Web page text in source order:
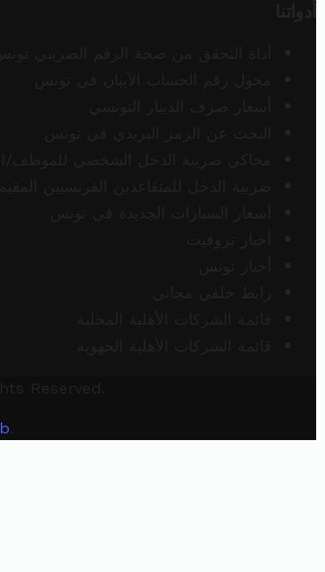
أدواتنا
أداة التحقق من صحة الرقم الضريبي تونس
محول رقم الحساب الآيبان في تونس
أسعار صرف الدينار التونسي
البحث عن الرمز البريدي في تونس
محاكي ضريبة الدخل الشخصي للموظف/
ضريبة الدخل للمتقاعدين الفرنسيين
أسعار السيارات الجديدة في تونس
أخبار تروفيت
أخبار تونس
رابط خلفي مجاني
قائمة الشركات الأهلية المحلية
قائمة الشركات الأهلية الجهوية
Reserved.